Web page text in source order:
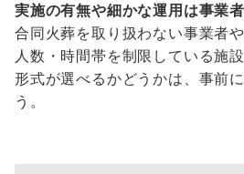
実施の有無や細かな運用は事業
合同火葬を取り扱わない事業者
人数・時間帯を制限している施
形式が選べるかどうかは、事前
う。